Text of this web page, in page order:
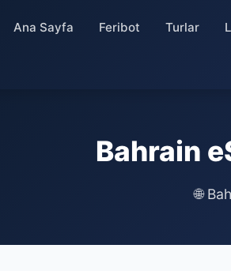
Ana Sayfa Feribot Turlar
Bahrain
🌐